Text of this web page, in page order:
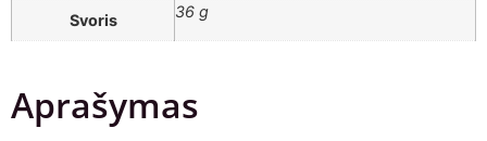
Svoris 36 g
Aprašymas